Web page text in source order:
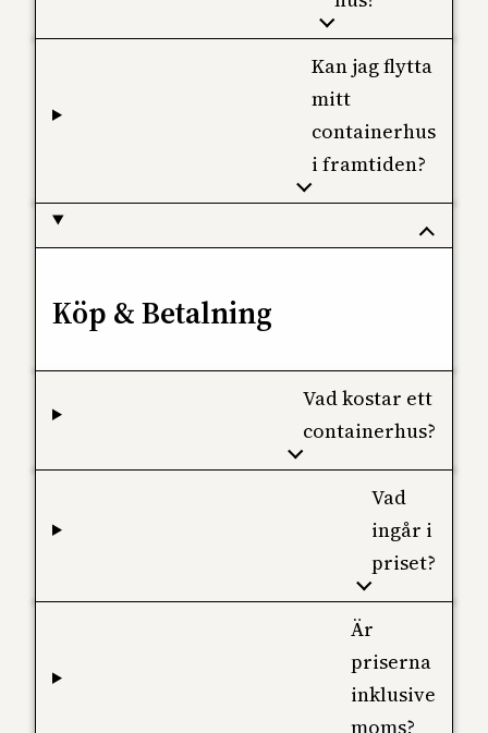
Kan jag flytta
mitt
containerhus
i framtiden?
Köp & Betalning
Vad kostar ett
containerhus?
Vad
ingår i
priset?
Är
priserna
inklusive
moms?